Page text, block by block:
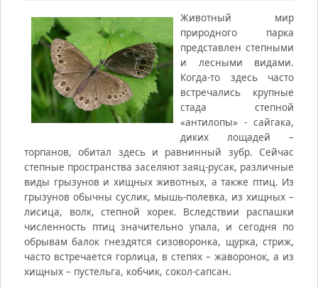
Животный мир
природного парка
представлен степными
и лесными видами.
Когда-то здесь часто
встречались крупные
стада степной
«антилопы» - сайгака,
диких лощадей –
торпанов, обитал здесь и равнинный зубр. Сейчас
степные пространства заселяют заяц-русак, различные
виды грызунов и хищных животных, а также птиц. Из
грызунов обычны суслик, мышь-полевка, из хищных –
лисица, волк, степной хорек. Вследствии распашки
численность птиц значительно упала, и сегодня по
обрывам балок гнездятся сизоворонка, щурка, стриж,
часто встречается горлица, в степях – жаворонок, а из
хищных – пустельга, кобчик, сокол-сапсан.